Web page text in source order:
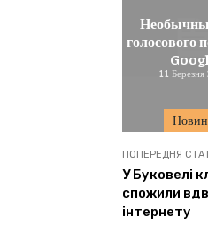
голосового
11 Березня
ПОПЕРЕДНЯ
У Буковелі
спожили
інтернету